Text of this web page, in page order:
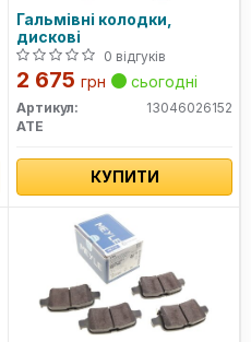
Гальмівні колодки,
дискові
0 відгуків
2 675 грн сьогодні
Артикул:
13046026152
ATE
КУПИТИ